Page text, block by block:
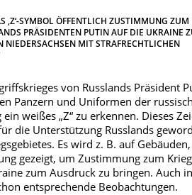
‚Z‘-SYMBOL ÖFFENTLICH ZUSTIMMUNG ZUM
PRÄSIDENTEN PUTIN AUF DIE UKRAINE
MIT STRAFRECHTLICHEN
von Russlands Präsident
Panzern und Uniformen der
weißes „Z“ zu erkennen. Dieses
die Unterstützung Russlands
Es wird z. B. auf
gezeigt, um Zustimmung zum Krieg
zum Ausdruck zu bringen. Auch
entsprechende Beobachtungen.